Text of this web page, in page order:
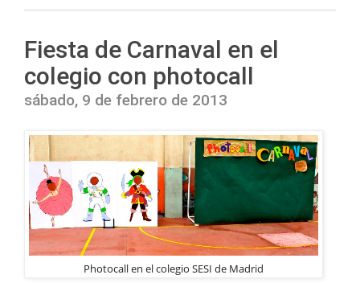
Fiesta de Carnaval en el
colegio con photocall
sábado, 9 de febrero de 2013
Photocall en el colegio SESI de Madrid